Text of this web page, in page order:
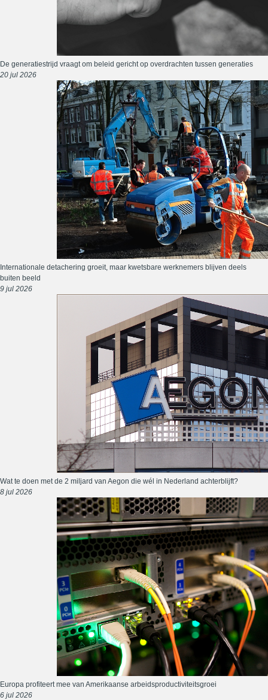
De generatiestrijd vraagt om beleid gericht op overdrachten tussen generaties
20 jul 2026
Internationale detachering groeit, maar kwetsbare werknemers blijven deels
buiten beeld
9 jul 2026
Wat te doen met de 2 miljard van Aegon die wél in Nederland achterblijft?
8 jul 2026
Europa profiteert mee van Amerikaanse arbeidsproductiviteitsgroei
6 jul 2026